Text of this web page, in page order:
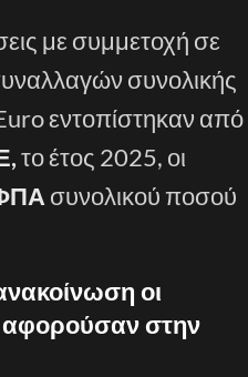
με συμμετοχή σε
συνολικής
εντοπίστηκαν από
το έτος 2025, οι
συνολικού ποσού
οι
αφορούσαν στην